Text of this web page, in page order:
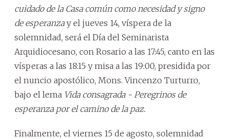
cuidado de la Casa común como necesidad y signo
de esperanzay el jueves 14, víspera de la
solemnidad, será el Día del Seminarista
Arquidiocesano, con Rosario a las 17:45, canto en las
vísperas a las 18:15 y misa a las 19:00, presidida por
el nuncio apostólico, Mons. Vincenzo Turturro,
bajo el lema Vida consagrada - Peregrinos de
esperanza por el camino de la paz.
Finalmente, el viernes 15 de agosto, solemnidad